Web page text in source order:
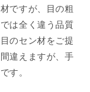
ですが、目の粗
は全く違う品質
のセン材をご提
違えますが、手
す。